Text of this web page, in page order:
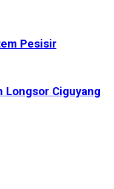
Pesisir
Longsor Ciguyang